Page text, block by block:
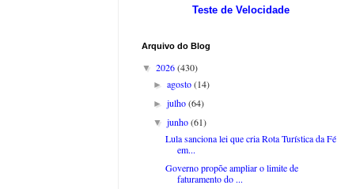
Teste de Velocidade
Arquivo do Blog
▼ 2026(430)
►agosto(14)
►julho(64)
▼junho(61)
Lula sanciona lei que cria Rota Turística da Fé
em...
Governo propõe ampliar o limite de
faturamento do ...